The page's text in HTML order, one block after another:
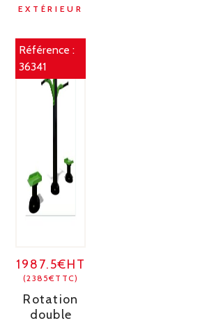
EXTÉRIEUR
Référence :
36341
1987.5€HT
(2385€TTC)
Rotation
double